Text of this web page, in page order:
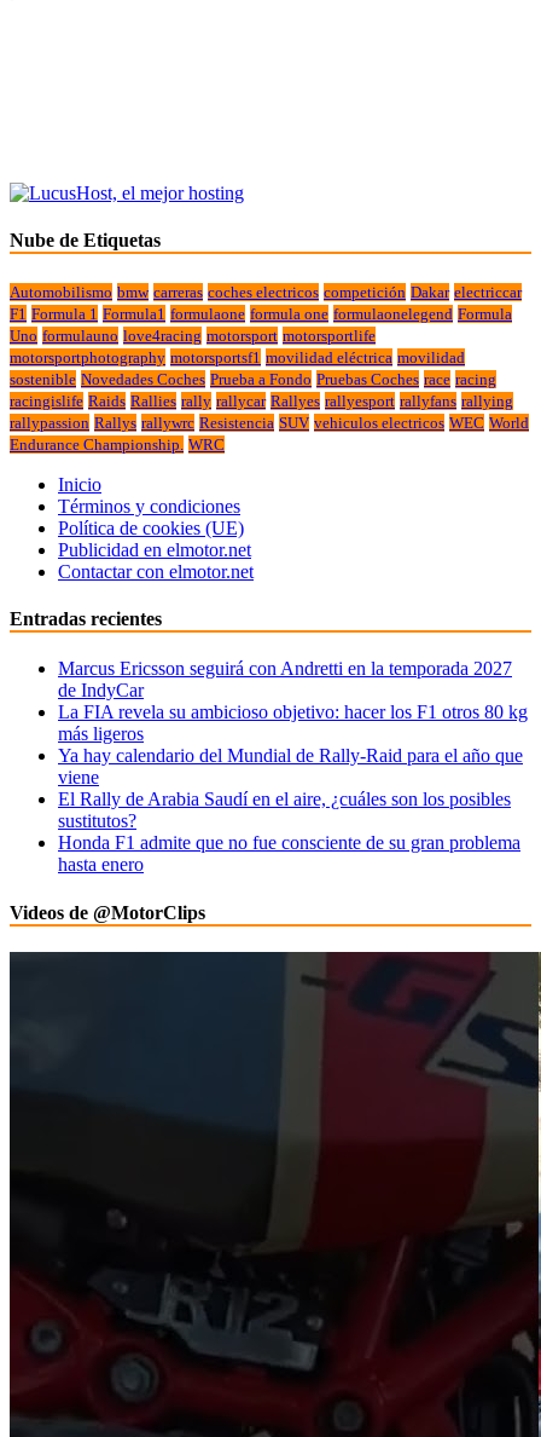
Nube de Etiquetas
Automobilismo bmw carreras coches electricos competición Dakar electriccar
F1 Formula 1 Formula1 formulaone formula one formulaonelegend Formula
Uno formulauno love4racing motorsport motorsportlife
motorsportphotography motorsportsf1 movilidad eléctrica movilidad
sostenible Novedades Coches Prueba a Fondo Pruebas Coches race racing
racingislife Raids Rallies rally rallycar Rallyes rallyesport rallyfans rallying
rallypassion Rallys rallywrc Resistencia SUV vehiculos electricos WEC World
Endurance Championship. WRC
Inicio
Términos y condiciones
Política de cookies (UE)
Publicidad en elmotor.net
Contactar con elmotor.net
Entradas recientes
Marcus Ericsson seguirá con Andretti en la temporada 2027
de IndyCar
La FIA revela su ambicioso objetivo: hacer los F1 otros 80 kg
más ligeros
Ya hay calendario del Mundial de Rally-Raid para el año que
viene
El Rally de Arabia Saudí en el aire, ¿cuáles son los posibles
sustitutos?
Honda F1 admite que no fue consciente de su gran problema
hasta enero
Videos de @MotorClips